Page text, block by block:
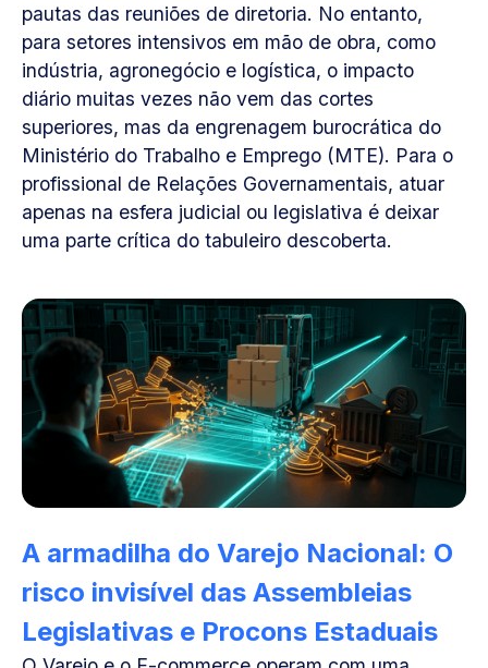
pautas das reuniões de diretoria. No entanto,
para setores intensivos em mão de obra, como
indústria, agronegócio e logística, o impacto
diário muitas vezes não vem das cortes
superiores, mas da engrenagem burocrática do
Ministério do Trabalho e Emprego (MTE). Para o
profissional de Relações Governamentais, atuar
apenas na esfera judicial ou legislativa é deixar
uma parte crítica do tabuleiro descoberta.
A armadilha do Varejo Nacional: O
risco invisível das Assembleias
Legislativas e Procons Estaduais